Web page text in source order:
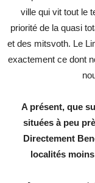
ville qui vit tout le
priorité de la quasi
et des mitsvoth. Le
exactement ce dont
A présent, que
situées à peu
Directement
localités